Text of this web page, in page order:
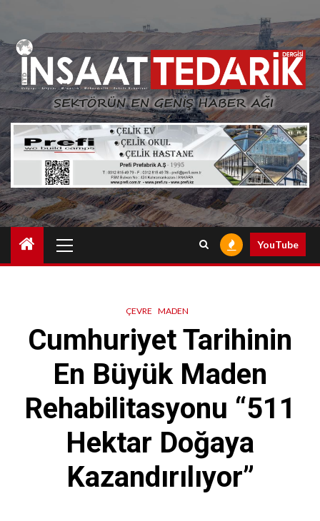
content
Menu
YouTube
ÇEVRE MADEN
Cumhuriyet Tarihinin
En Büyük Maden
Rehabilitasyonu “511
Hektar Doğaya
Kazandırılıyor”